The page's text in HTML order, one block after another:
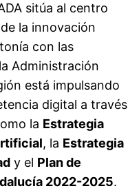
sitúa al centro
la innovación
con las
Administración
está impulsando
digital a través
la Estrategia
, la Estrategia
y el Plan de
2022-2025.